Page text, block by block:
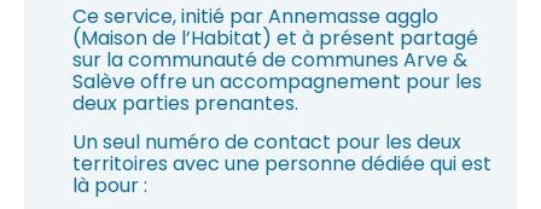
Ce service, initié par Annemasse agglo
(Maison de l’Habitat) et à présent partagé
sur la communauté de communes Arve &
Salève offre un accompagnement pour les
deux parties prenantes.
Un seul numéro de contact pour les deux
territoires avec une personne dédiée qui est
là pour :